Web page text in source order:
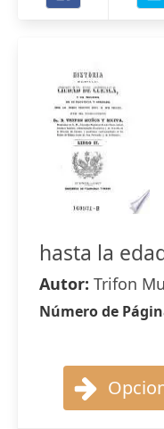
hasta la
Autor: Trifon
Número de